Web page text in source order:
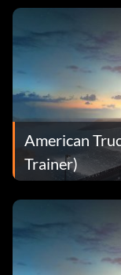
American
Trainer)